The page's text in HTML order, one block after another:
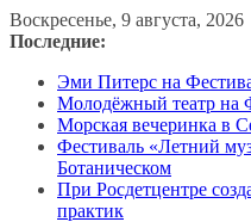
Перейти
к
Воскресенье, 9 августа, 2026
Последние:
Эми Питерс на
Молодёжный театр на
Морская вечеринка в
Фестиваль «Летний
Ботаническом
При Росдетцентре
практик